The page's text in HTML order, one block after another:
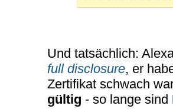
Und tatsächlich:
full disclosure, er
Zertifikat schwach
gültig - so lange sind